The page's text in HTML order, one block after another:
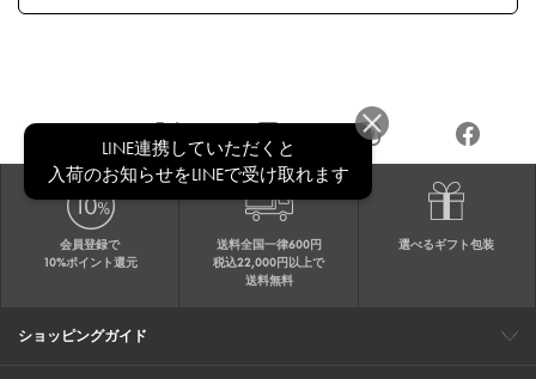
会員登録で
10%ポイント還元
送料全国一律600円
税込22,000円以上で
送料無料
選べるギフト包装
ショッピングガイド
LINE連携していただくと
入荷のお知らせをLINEで受け取れます